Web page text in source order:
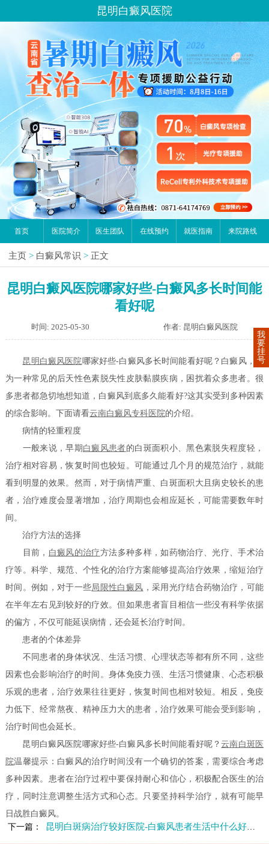
昆明白癜风医院
首页 医院简介 医生团队 在线预约 就医指南 来院路线
主页 > 白癜风常识 > 正文
昆明白癜风医院哪家好些-白癜风多长时间能
看好呢
时间: 2025-05-30 作者: 昆明白癜风医院
昆明白癜风医院哪家好些-白癜风多长时间能看好呢？白癜风，作
为一种常见的后天性色素脱失性皮肤黏膜疾病，困扰着众多患者。很
多患者都急切地想知道，白癜风到底多久能看好?这其实受到多种因素
的综合影响。下面请看云南白癜风专科医院的介绍。
病情的轻重程度
一般来说，早期 白癜风患者的白斑面积小、黑色素脱失程度轻，
治疗相对容易，恢复时间也较短。可能通过几个月的规范治疗，就能
看到明显的效果。然而，对于病情严重、白斑面积大且病史较长的患
者，治疗难度会显著增加，治疗周期也会相应延长，可能需要数年时
间。
治疗方法的选择
目前， 白癜风的治疗方法多种多样，如药物治疗、光疗、手术治
疗等。科学、规范、个性化的治疗方案能够提高治疗效果，缩短治疗
时间。例如，对于一些局限性白癜风 ，采用光疗结合药物治疗，可能
在半年左右见到较好的疗效。但如果患者盲目相信一些没有科学依据
的偏方，不仅可能延误病情，还会延长治疗时间。
患者的个体差异
不同患者的身体状况、生活习惯、心理状态等都有所不同，这些
因素也会影响治疗的时间。身体免疫力强、生活习惯健康、心态积极
乐观的患者，治疗效果往往更好，恢复时间也相对较短。相反，免疫
力低下、经常熬夜、精神压力大的患者，治疗效果可能会受到影响，
治疗时间也会延长。
昆明白癜风医院哪家好些-白癜风多长时间能看好呢？云南白斑医
院温馨提示：白癜风的治疗时间没有一个确切的答案，需要综合考虑
多种因素。患者在治疗过程中要保持耐心和信心，积极配合医生的治
疗，同时注意调整生活方式和心态。只要坚持科学治疗，就有可能早
日战胜白癜风。
下一篇：
昆明白斑病治疗较好医院-白癜风患者生活中什么好习惯要养成
我
要
挂
号